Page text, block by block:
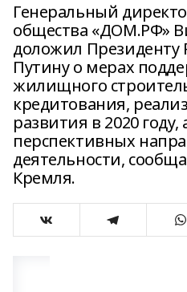
Генеральный
общества «ДОМ.РФ»
доложил Президенту
Путину о мерах
жилищного
кредитования,
развития в 2020 году,
перспективных
деятельности,
Кремля.